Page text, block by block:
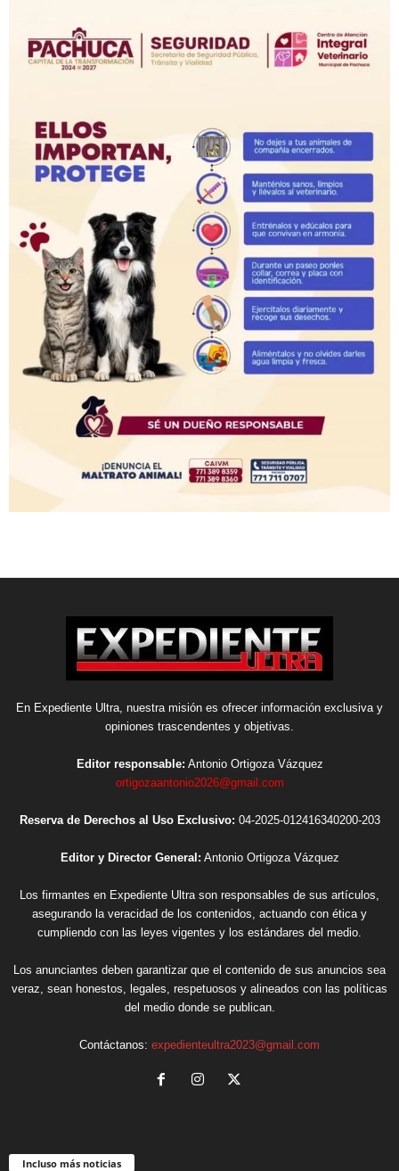
En Expediente Ultra, nuestra misión es ofrecer información exclusiva y
opiniones trascendentes y objetivas.
Editor responsable: Antonio Ortigoza Vázquez
ortigozaantonio2026@gmail.com
Reserva de Derechos al Uso Exclusivo: 04-2025-012416340200-203
Editor y Director General: Antonio Ortigoza Vázquez
Los firmantes en Expediente Ultra son responsables de sus artículos,
asegurando la veracidad de los contenidos, actuando con ética y
cumpliendo con las leyes vigentes y los estándares del medio.
Los anunciantes deben garantizar que el contenido de sus anuncios sea
veraz, sean honestos, legales, respetuosos y alineados con las políticas
del medio donde se publican.
Contáctanos: expedienteultra2023@gmail.com
Incluso más noticias